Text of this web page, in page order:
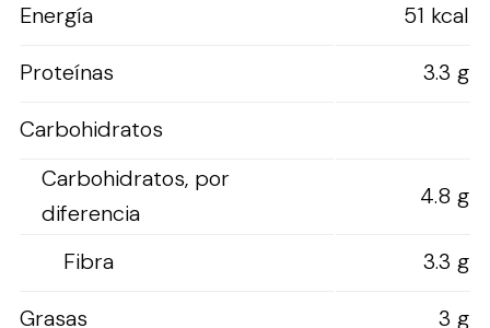
Energía
51 kcal
Proteínas
3.3 g
Carbohidratos
Carbohidratos, por
diferencia
4.8 g
Fibra
3.3 g
Grasas
3 g